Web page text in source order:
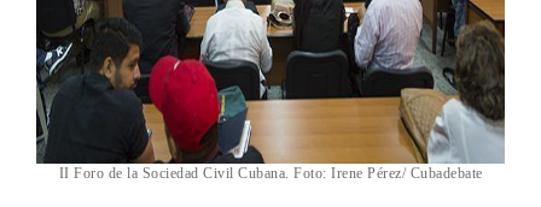
II Foro de la Sociedad Civil Cubana. Foto: Irene Pérez/ Cubadebate